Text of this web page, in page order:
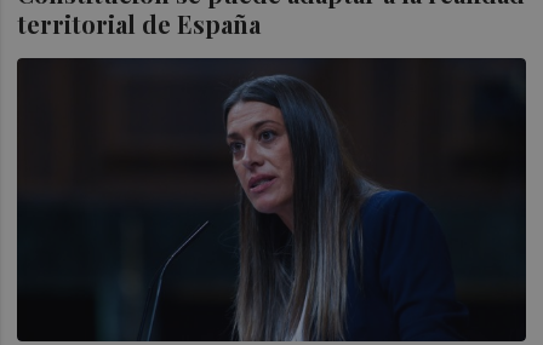
territorial de España